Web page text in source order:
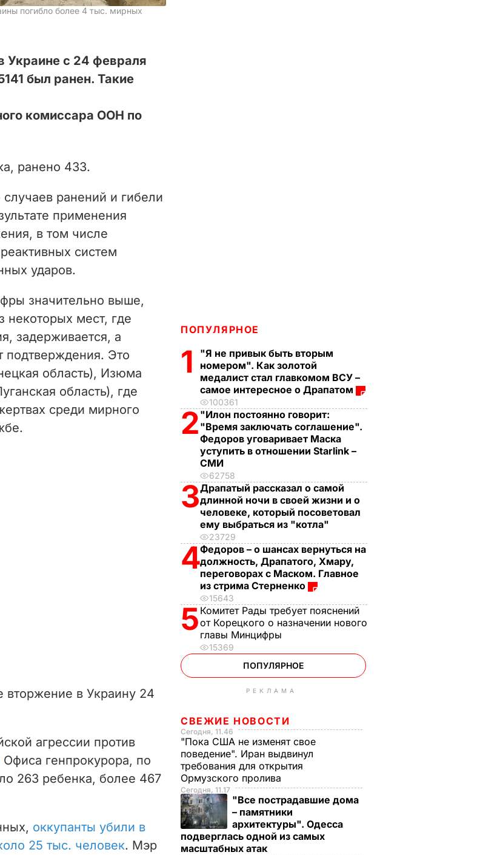
погибло более 4 тыс. мирных
Украине с 24 февраля
был ранен. Такие
комиссара ООН по
ранено 433.
ранений и гибели
применения
в том числе
систем
ударов.
значительно выше,
некоторых мест, где
задерживается, а
Это
область), Изюма
область), где
среди мирного
вторжение в Украину 24
агрессии против
Офиса генпрокурора, по
263 ребенка, более 467
оккупанты убили в
25 тыс. человек. Мэр
ПОПУЛЯРНОЕ
1
"Я не привык быть вторым
номером". Как золотой
медалист стал главкомом ВСУ –
самое интересное о Драпатом
100361
2 "Илон постоянно говорит:
"Время заключать соглашение".
Федоров уговаривает Маска
уступить в отношении Starlink –
СМИ
62758
3Драпатый рассказал о самой
длинной ночи в своей жизни и о
человеке, который посоветовал
ему выбраться из "котла"
23729
4Федоров – о шансах вернуться на
должность, Драпатого, Хмару,
переговорах с Маском. Главное
из стрима Стерненко
15643
5 Комитет Рады требует пояснений
от Корецкого о назначении нового
главы Минцифры
15369
ПОПУЛЯРНОЕ
РЕКЛАМА
СВЕЖИЕ НОВОСТИ
Сегодня, 11.46
"Пока США не изменят свое
поведение". Иран выдвинул
требования для открытия
Ормузского пролива
Сегодня, 11.17
"Все пострадавшие дома
– памятники
архитектуры". Одесса
подверглась одной из самых
масштабных атак